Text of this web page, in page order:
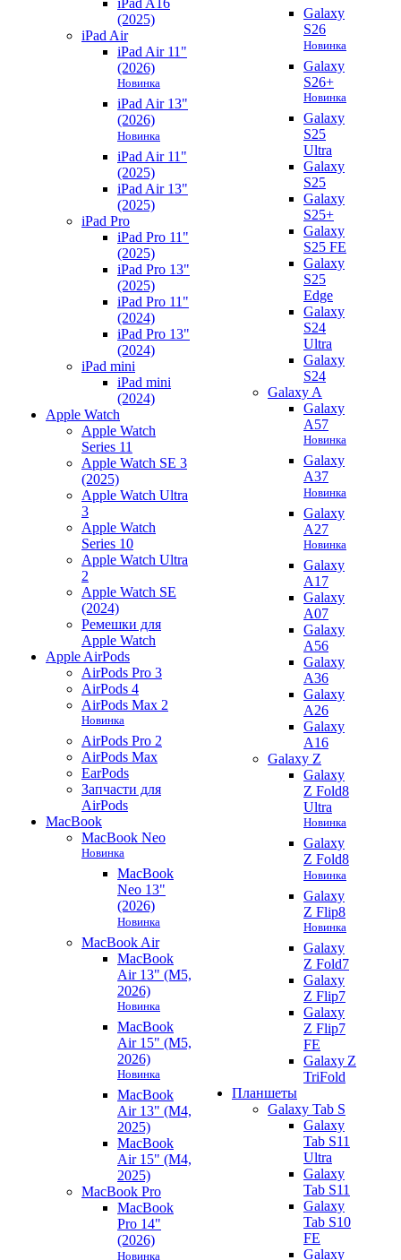
iPad A16
(2025)
iPad Air
iPad Air 11"
(2026)
Новинка
iPad Air 13"
(2026)
Новинка
iPad Air 11"
(2025)
iPad Air 13"
(2025)
iPad Pro
iPad Pro 11"
(2025)
iPad Pro 13"
(2025)
iPad Pro 11"
(2024)
iPad Pro 13"
(2024)
iPad mini
iPad mini
(2024)
Apple Watch
Apple Watch
Series 11
Apple Watch SE 3
(2025)
Apple Watch Ultra
3
Apple Watch
Series 10
Apple Watch Ultra
2
Apple Watch SE
(2024)
Ремешки для
Apple Watch
Apple AirPods
AirPods Pro 3
AirPods 4
AirPods Max 2
Новинка
AirPods Pro 2
AirPods Max
EarPods
Запчасти для
AirPods
MacBook
MacBook Neo
Новинка
MacBook
Neo 13"
(2026)
Новинка
MacBook Air
MacBook
Air 13" (M5,
2026)
Новинка
MacBook
Air 15" (M5,
2026)
Новинка
MacBook
Air 13" (M4,
2025)
MacBook
Air 15" (M4,
2025)
MacBook Pro
MacBook
Pro 14"
(2026)
Новинка
Galaxy
S26
Новинка
Galaxy
S26+
Новинка
Galaxy
S25
Ultra
Galaxy
S25
Galaxy
S25+
Galaxy
S25 FE
Galaxy
S25
Edge
Galaxy
S24
Ultra
Galaxy
S24
Galaxy A
Galaxy
A57
Новинка
Galaxy
A37
Новинка
Galaxy
A27
Новинка
Galaxy
A17
Galaxy
A07
Galaxy
A56
Galaxy
A36
Galaxy
A26
Galaxy
A16
Galaxy Z
Galaxy
Z Fold8
Ultra
Новинка
Galaxy
Z Fold8
Новинка
Galaxy
Z Flip8
Новинка
Galaxy
Z Fold7
Galaxy
Z Flip7
Galaxy
Z Flip7
FE
Galaxy Z
TriFold
Планшеты
Galaxy Tab S
Galaxy
Tab S11
Ultra
Galaxy
Tab S11
Galaxy
Tab S10
FE
Galaxy